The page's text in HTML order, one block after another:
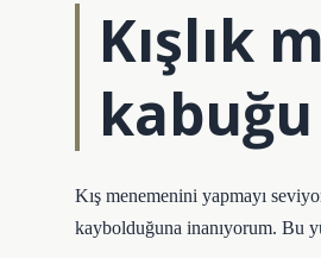
Kışlık
Kış menemenini yapmayı
kaybolduğuna inanıyorum. Bu